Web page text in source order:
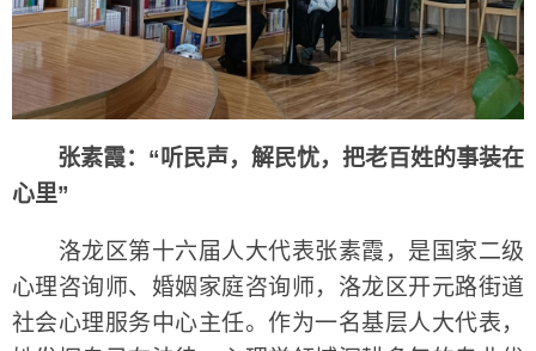
张素霞：“听民声，解民忧，把老百姓的事装在
心里”
洛龙区第十六届人大代表张素霞，是国家二级
心理咨询师、婚姻家庭咨询师，洛龙区开元路街道
社会心理服务中心主任。作为一名基层人大代表，